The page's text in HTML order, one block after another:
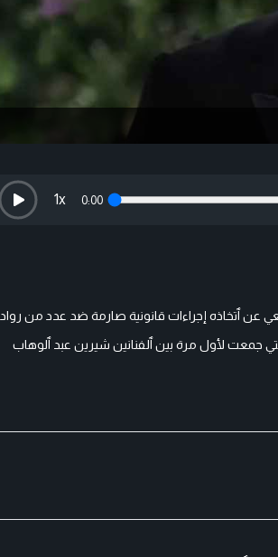
0:00
1x
عن ٱتخاذه إجراءات قانونية صارمة ضد عدد من رواد
جمعت لأول مرة بين ٱلفنانين شيرين عبد ٱلوهاب